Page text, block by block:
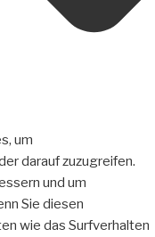
um
darauf zuzugreifen.
und um
Sie diesen
wie das Surfverhalten